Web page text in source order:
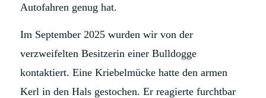
Autofahren genug hat.
Im September 2025 wurden wir von der
verzweifelten Besitzerin einer Bulldogge
kontaktiert. Eine Kriebelmücke hatte den armen
Kerl in den Hals gestochen. Er reagierte furchtbar